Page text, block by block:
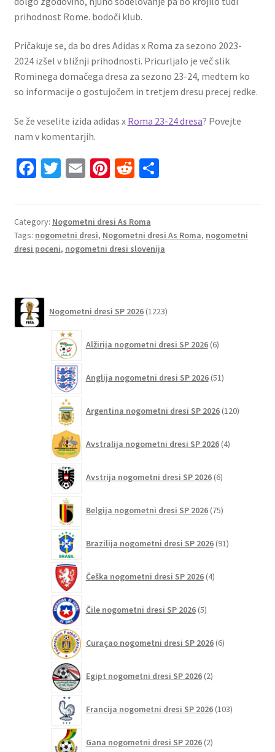
prihodnost Rome. bodoči klub.
Pričakuje se, da bo dres Adidas x Roma za sezono 2023-
2024 izšel v bližnji prihodnosti. Pricurljalo je več slik
Rominega domačega dresa za sezono 23-24, medtem ko
so informacije o gostujočem in tretjem dresu precej redke.
Se že veselite izida adidas x Roma 23-24 dresa? Povejte
nam v komentarjih.
Fa
o
o
T
er
E
l
Pi
es
t
R
di
t
S
e
Category: Nogometni dresi As Roma
Tags: nogometni dresi, Nogometni dresi As Roma, nogometni
dresi poceni, nogometni dresi slovenija
Nogometni dresi SP 2026 1223izdelkov
Alžirija nogometni dresi SP 2026 6izdelkov
Anglija nogometni dresi SP 2026 51izdelkov
Argentina nogometni dresi SP 2026 120izdelkov
Avstralija nogometni dresi SP 2026 4izdelki
Avstrija nogometni dresi SP 2026 6izdelkov
Belgija nogometni dresi SP 2026 75izdelkov
Brazilija nogometni dresi SP 2026 91izdelkov
Češka nogometni dresi SP 2026 4izdelki
Čile nogometni dresi SP 2026 5izdelkov
Curaçao nogometni dresi SP 2026 6izdelkov
Egipt nogometni dresi SP 2026 2izdelka
Francija nogometni dresi SP 2026 103izdelki
Gana nogometni dresi SP 2026 2izdelka